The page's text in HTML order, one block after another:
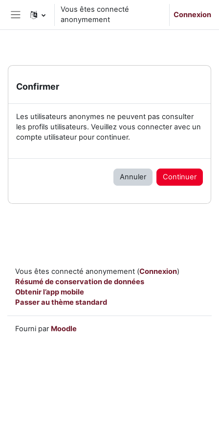
Passer au contenu principal
Panneau latéral
Vous êtes connecté
anonymement
Connexion
Confirmer
Les utilisateurs anonymes ne peuvent pas consulter
les profils utilisateurs. Veuillez vous connecter avec un
compte utilisateur pour continuer.
Annuler Continuer
Vous êtes connecté anonymement (Connexion)
Résumé de conservation de données
Obtenir l’app mobile
Passer au thème standard
Fourni par Moodle